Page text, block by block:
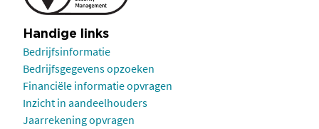
Handige links
Bedrijfsinformatie
Bedrijfsgegevens opzoeken
Financiële informatie opvragen
Inzicht in aandeelhouders
Jaarrekening opvragen